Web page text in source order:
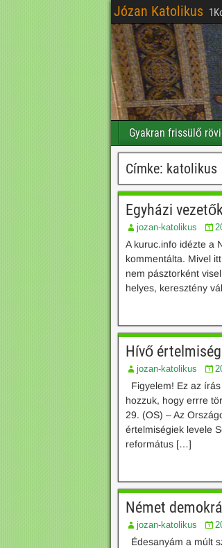
Józan Katolikus
Gyakran frissülő
Címke: katolikus
Egyházi
jozan-katolikus
A kuruc.info idézte a
kommentálta. Mivel
nem pásztorként
helyes, keresztény
Hívő
jozan-katolikus
Figyelem! Ez az
hozzuk, hogy errre
29. (OS) – Az
értelmiségiek levele
református […]
Német
jozan-katolikus
Édesanyám a múlt